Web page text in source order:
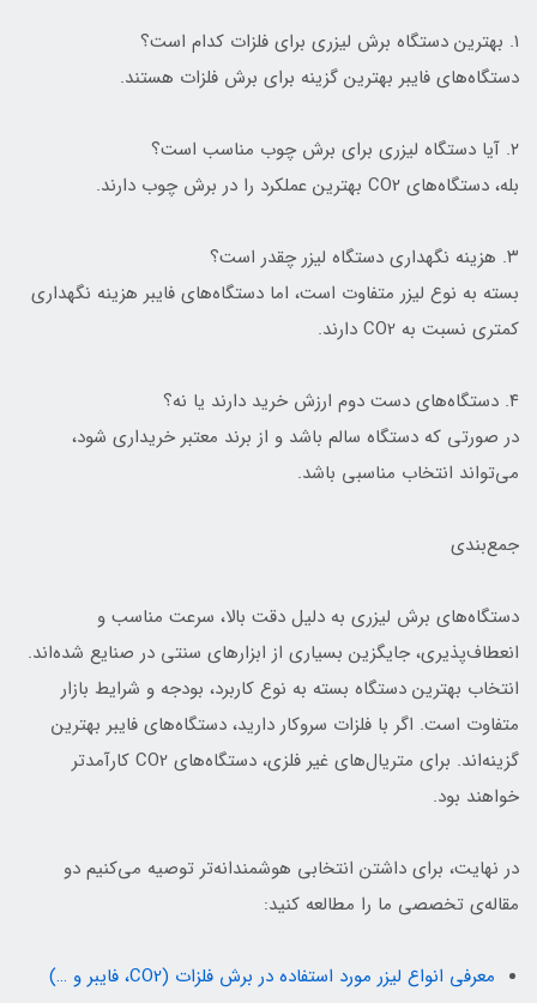
۱. بهترین دستگاه برش لیزری برای فلزات کدام است؟
دستگاه‌های فایبر بهترین گزینه برای برش فلزات هستند.
۲. آیا دستگاه لیزری برای برش چوب مناسب است؟
بله، دستگاه‌های CO2 بهترین عملکرد را در برش چوب دارند.
۳. هزینه نگهداری دستگاه لیزر چقدر است؟
بسته به نوع لیزر متفاوت است، اما دستگاه‌های فایبر هزینه نگهداری
کمتری نسبت به CO2 دارند.
۴. دستگاه‌های دست دوم ارزش خرید دارند یا نه؟
در صورتی که دستگاه سالم باشد و از برند معتبر خریداری شود،
می‌تواند انتخاب مناسبی باشد.
جمع‌بندی
دستگاه‌های برش لیزری به دلیل دقت بالا، سرعت مناسب و
انعطاف‌پذیری، جایگزین بسیاری از ابزارهای سنتی در صنایع شده‌اند.
انتخاب بهترین دستگاه بسته به نوع کاربرد، بودجه و شرایط بازار
متفاوت است. اگر با فلزات سروکار دارید، دستگاه‌های فایبر بهترین
گزینه‌اند. برای متریال‌های غیر فلزی، دستگاه‌های CO2 کارآمدتر
خواهند بود.
در نهایت، برای داشتن انتخابی هوشمندانه‌تر توصیه می‌کنیم دو
مقاله‌ی تخصصی ما را مطالعه کنید:
معرفی انواع لیزر مورد استفاده در برش فلزات (CO2، فایبر و …)